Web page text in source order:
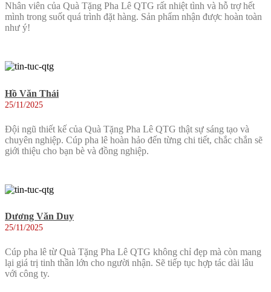
Nhân viên của Quà Tặng Pha Lê QTG rất nhiệt tình và hỗ trợ hết
mình trong suốt quá trình đặt hàng. Sản phẩm nhận được hoàn toàn
như ý!
Hồ Văn Thái
25/11/2025
Đội ngũ thiết kế của Quà Tặng Pha Lê QTG thật sự sáng tạo và
chuyên nghiệp. Cúp pha lê hoàn hảo đến từng chi tiết, chắc chắn sẽ
giới thiệu cho bạn bè và đồng nghiệp.
Dương Văn Duy
25/11/2025
Cúp pha lê từ Quà Tặng Pha Lê QTG không chỉ đẹp mà còn mang
lại giá trị tinh thần lớn cho người nhận. Sẽ tiếp tục hợp tác dài lâu
với công ty.